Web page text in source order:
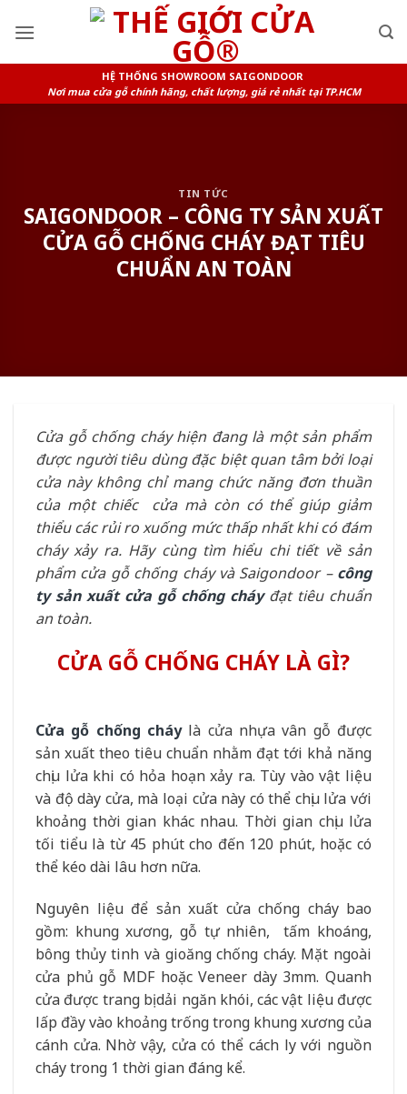
HỆ THỐNG SHOWROOM SAIGONDOOR
Nơi mua cửa gỗ chính hãng, chất lượng, giá rẻ nhất tại TP.HCM
TIN TỨC
SAIGONDOOR – CÔNG TY SẢN XUẤT
CỬA GỖ CHỐNG CHÁY ĐẠT TIÊU
CHUẨN AN TOÀN
Cửa gỗ chống cháy hiện đang là một sản phẩm
được người tiêu dùng đặc biệt quan tâm bởi loại
cửa này không chỉ mang chức năng đơn thuần
của một chiếc cửa mà còn có thể giúp giảm
thiểu các rủi ro xuống mức thấp nhất khi có đám
cháy xảy ra. Hãy cùng tìm hiểu chi tiết về sản
phẩm cửa gỗ chống cháy và Saigondoor – công
ty sản xuất cửa gỗ chống cháyđạt tiêu chuẩn
an toàn.
CỬA GỖ CHỐNG CHÁY LÀ GÌ?
Cửa gỗ chống cháylà cửa nhựa vân gỗ được
sản xuất theo tiêu chuẩn nhằm đạt tới khả năng
chịu lửa khi có hỏa hoạn xảy ra. Tùy vào vật liệu
và độ dày cửa, mà loại cửa này có thể chịu lửa với
khoảng thời gian khác nhau. Thời gian chịu lửa
tối tiểu là từ 45 phút cho đến 120 phút, hoặc có
thể kéo dài lâu hơn nữa.
Nguyên liệu để sản xuất cửa chống cháy bao
gồm: khung xương, gỗ tự nhiên, tấm khoáng,
bông thủy tinh và gioăng chống cháy. Mặt ngoài
cửa phủ gỗ MDF hoặc Veneer dày 3mm. Quanh
cửa được trang bị dải ngăn khói, các vật liệu được
lấp đầy vào khoảng trống trong khung xương của
cánh cửa. Nhờ vậy, cửa có thể cách ly với nguồn
cháy trong 1 thời gian đáng kể.